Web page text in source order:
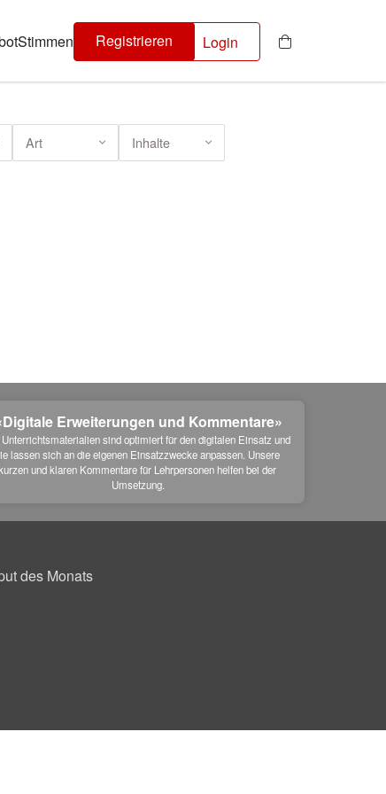
Stimmen Registrieren Login
Art Inhalte
Erweiterungen und Kommentare»
Unterrichtsmaterialien sind optimiert für den digitalen Einsatz und
lassen sich an die eigenen Einsatzzwecke anpassen. Unsere
und klaren Kommentare für Lehrpersonen helfen bei der
Umsetzung.
des Monats